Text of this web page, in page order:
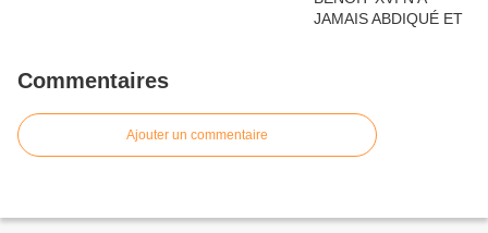
Commentaires
Ajouter un commentaire